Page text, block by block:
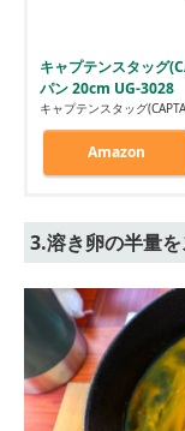
キャプテンスタッグ
パン 20cm UG-3028
キャプテンスタッグ
Amazon
3.溶き卵の半量